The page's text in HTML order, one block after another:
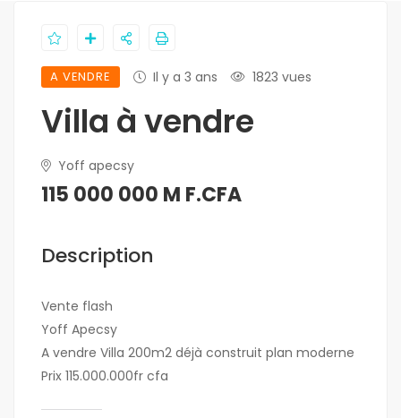
A VENDRE Il y a 3 ans 1823 vues
Villa à vendre
Yoff apecsy
115 000 000 M F.CFA
Description
Vente flash
Yoff Apecsy
A vendre Villa 200m2 déjà construit plan moderne
Prix 115.000.000fr cfa